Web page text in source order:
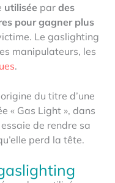
utilisée par des
pour gagner plus
Le gaslighting
manipulateurs, les
.
du titre d’une
« Gas Light », dans
de rendre sa
perd la tête.